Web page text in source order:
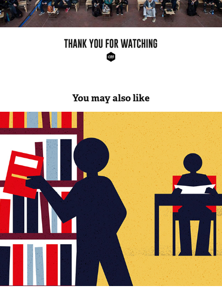
You may also like
Biblioteca civica di Bolzano